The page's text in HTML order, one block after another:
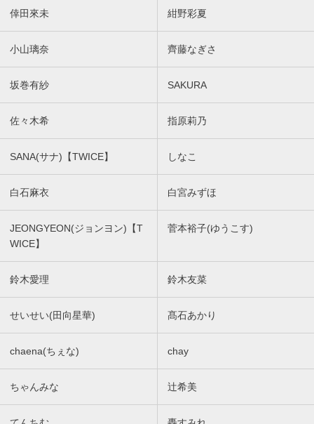
倖田來未 紺野彩夏
小山璃奈 齊藤なぎさ
坂巻有紗 SAKURA
佐々木希 指原莉乃
SANA(サナ)【TWICE】 しなこ
白石麻衣 白宮みずほ
JEONGYEON(ジョンヨン)【T
WICE】
菅本裕子(ゆうこす)
鈴木愛理 鈴木友菜
せいせい(田向星華) 髙石あかり
chaena(ちぇな) chay
ちゃんみな 辻希美